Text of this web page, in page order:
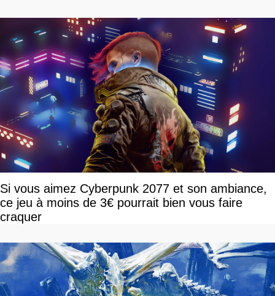
Si vous aimez Cyberpunk 2077 et son ambiance,
ce jeu à moins de 3€ pourrait bien vous faire
craquer